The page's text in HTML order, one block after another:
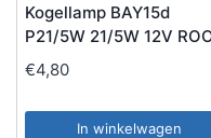
Kogellamp BAY15d
P21/5W 21/5W 12V
€4,80
In winkelwagen